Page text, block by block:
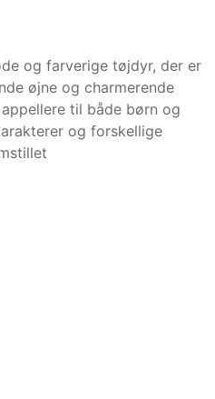
og farverige tøjdyr, der er
øjne og charmerende
til både børn og
og forskellige